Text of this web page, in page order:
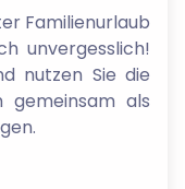
Familienurlaub
unvergesslich!
nutzen Sie die
gemeinsam als